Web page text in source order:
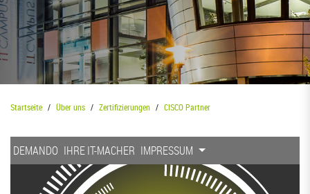
Startseite Über uns Zertifizierungen CISCO Partner
DEMANDO IHRE IT-MACHER IMPRESSUM